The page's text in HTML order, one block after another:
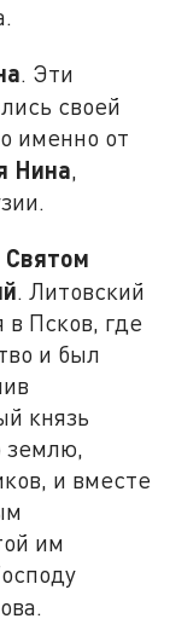
. Эти
своей
именно от
Нина,
Святом
. Литовский
Псков, где
и был
князь
землю,
и вместе
им